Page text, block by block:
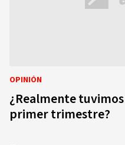
OPINIÓN
¿Realmente
primer trimestre?